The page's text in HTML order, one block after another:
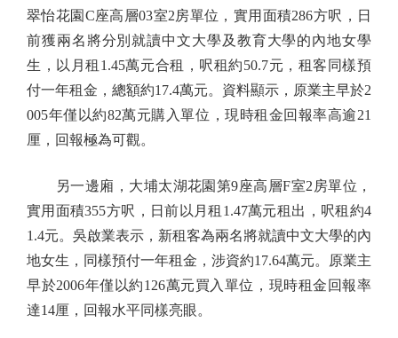
翠怡花園C座高層03室2房單位，實用面積286方呎，日
前獲兩名將分別就讀中文大學及教育大學的內地女學
生，以月租1.45萬元合租，呎租約50.7元，租客同樣預
付一年租金，總額約17.4萬元。資料顯示，原業主早於2
005年僅以約82萬元購入單位，現時租金回報率高逾21
厘，回報極為可觀。
另一邊廂，大埔太湖花園第9座高層F室2房單位，
實用面積355方呎，日前以月租1.47萬元租出，呎租約4
1.4元。吳啟業表示，新租客為兩名將就讀中文大學的內
地女生，同樣預付一年租金，涉資約17.64萬元。原業主
早於2006年僅以約126萬元買入單位，現時租金回報率
達14厘，回報水平同樣亮眼。